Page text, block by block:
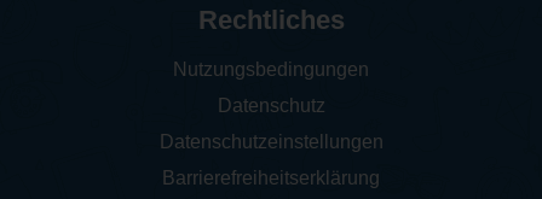
Rechtliches
Nutzungsbedingungen
Datenschutz
Datenschutzeinstellungen
Barrierefreiheitserklärung